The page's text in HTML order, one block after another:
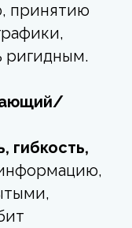
принятию
ригидным.
гибкость,